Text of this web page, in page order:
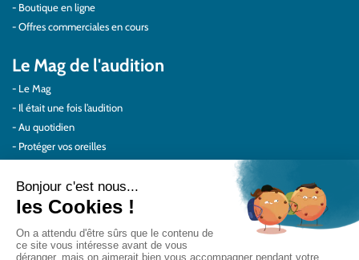
Boutique en ligne
Offres commerciales en cours
Le Mag de l'audition
Le Mag
Il était une fois l’audition
Au quotidien
Protéger vos oreilles
Actualités Audilab
Pour les pros
Le réseau Audilab